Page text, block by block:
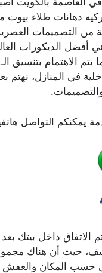
دهانات طلاء
من التصميمات
أفضل الديكورات
يتم الاهتمام بتنسيق
في المنازل،
يمكنكم التواصل
الاتفاق داخل بيتك
حيث أن هناك
حسب المكان